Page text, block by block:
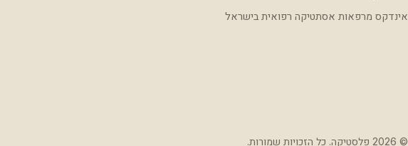
אינדקס מרפאות אסתטיקה רפואית בישראל
© 2026 פלסטיקה. כל הזכויות שמורות.